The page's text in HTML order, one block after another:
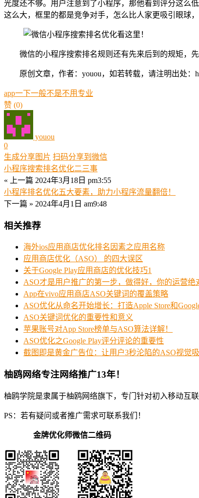
光度还不够。用户注意到了小程序，那他看到评分这么
这么大，框里的都是竞争对手，怎么比人家更吸引眼球，
微信的小程序搜索排名规则还有先来后到的规矩，
原创文章，作者：youou，如若转载，请注明出处：
app一下一般不是不用专业
赞 (0)
youou
0
生成分享图片 扫码分享到微信
小程序搜索排名优化二三事
« 上一篇 2024年3月18日 pm3:55
小程序排名优化五大要素，助力小程序流量翻倍！
下一篇 » 2024年4月1日 am9:48
相关推荐
海外ios应用商店优化排名因素之应用名称
应用商店优化（ASO） 的四大误区
关于Google Play应用商店的优化技巧1
ASO才是用户推广的第一步，做得好，你的运营绝
App在vivo应用商店ASO关键词的覆盖策略
ASO优化从命名开始增长：打造Apple Store和
ASO关键词优化的重要性和意义
苹果账号对App Store榜单与ASO算法详解！
ASO优化之Google Play评分评论的重要性
截图即是黄金广告位：让用户3秒沦陷的ASO视觉
柚鸥网络专注网络推广13年！
柚鸥学院是隶属于柚鸥网络旗下，专门针对初入移动互
PS：若有疑问或者推广需求可联系我们！
金牌优化师微信二维码